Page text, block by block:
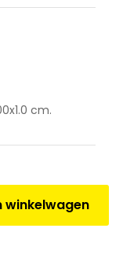
cm.
winkelwagen